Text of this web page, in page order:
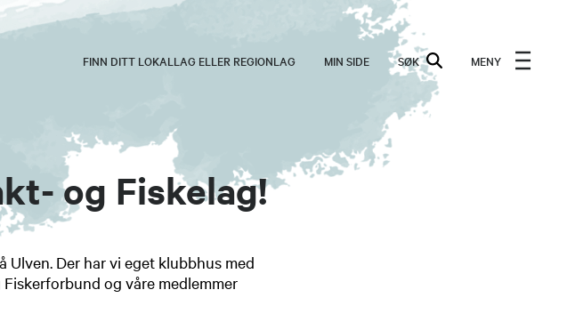
FINN DITT LOKALLAG ELLER REGIONLAG MIN SIDE SØK MENY
og Fiskelag!
Der har vi eget klubbhus med
og våre medlemmer